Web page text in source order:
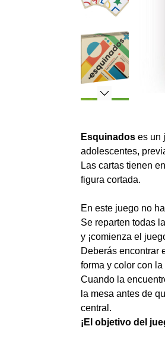
Esquinados es un
adolescentes,
Las cartas tienen
figura cortada.
En este juego no
Se reparten todas
y ¡comienza el
Deberás encontrar
forma y color con
Cuando la
la mesa antes de
central.
¡El objetivo del